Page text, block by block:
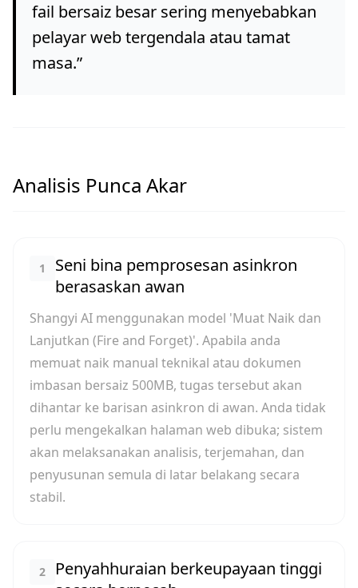
fail bersaiz besar sering menyebabkan
pelayar web tergendala atau tamat
masa.”
Analisis Punca Akar
1
Seni bina pemprosesan asinkron
berasaskan awan
Shangyi AI menggunakan model 'Muat Naik dan
Lanjutkan (Fire and Forget)'. Apabila anda
memuat naik manual teknikal atau dokumen
imbasan bersaiz 500MB, tugas tersebut akan
dihantar ke barisan asinkron di awan. Anda tidak
perlu mengekalkan halaman web dibuka; sistem
akan melaksanakan analisis, terjemahan, dan
penyusunan semula di latar belakang secara
stabil.
2
Penyahhuraian berkeupayaan tinggi